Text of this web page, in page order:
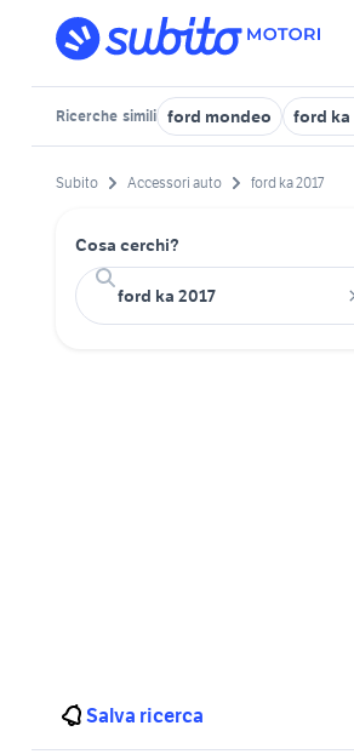
Ricerche simili ford mondeo ford
Subito Accessori auto ford ka 2017
Cosa cerchi?
Salva ricerca